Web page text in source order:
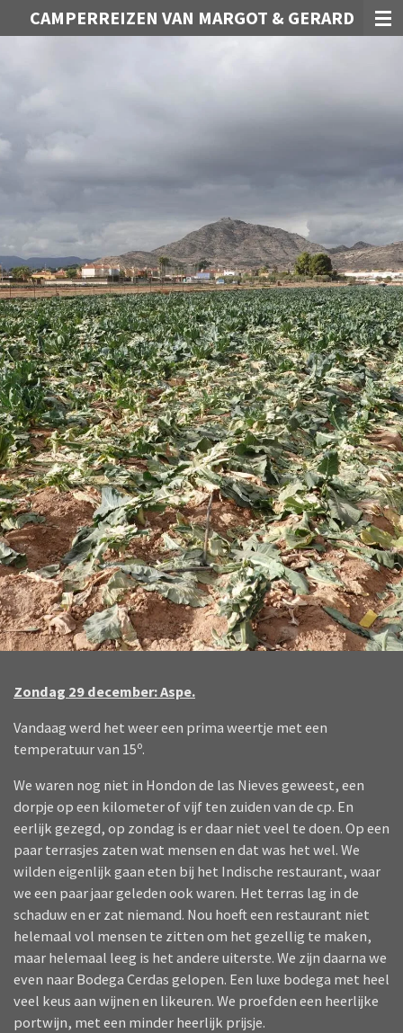
direct
CAMPERREIZEN VAN MARGOT & GERARD
Zondag 29 december: Aspe.
Vandaag werd het weer een prima weertje met een
temperatuur van 15o.
We waren nog niet in Hondon de las Nieves geweest, een
dorpje op een kilometer of vijf ten zuiden van de cp. En
eerlijk gezegd, op zondag is er daar niet veel te doen. Op een
paar terrasjes zaten wat mensen en dat was het wel. We
wilden eigenlijk gaan eten bij het Indische restaurant, waar
we een paar jaar geleden ook waren. Het terras lag in de
schaduw en er zat niemand. Nou hoeft een restaurant niet
helemaal vol mensen te zitten om het gezellig te maken,
maar helemaal leeg is het andere uiterste. We zijn daarna we
even naar Bodega Cerdas gelopen. Een luxe bodega met heel
veel keus aan wijnen en likeuren. We proefden een heerlijke
portwijn, met een minder heerlijk prijsje.